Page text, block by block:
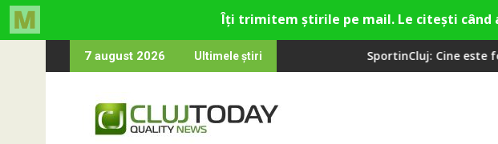
to
7 august 2026 Ultimele știri
și de divertisment din Cluj-Napoca
o întrebare SportinCluj: Cine este fotbalistul cu două